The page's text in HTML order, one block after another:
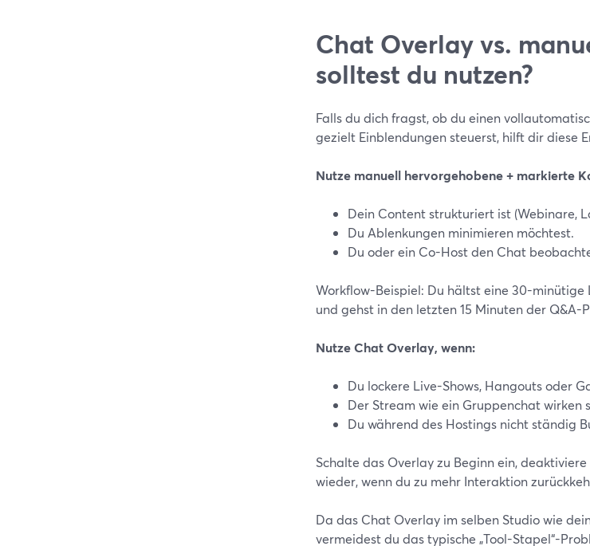
Chat Overlay vs.
solltest du nutzen?
Falls du dich fragst, ob du einen
gezielt Einblendungen steuerst, hilft dir diese
Nutze manuell hervorgehobene + markierte
Dein Content strukturiert ist (Webinare,
Du Ablenkungen minimieren möchtest.
Du oder ein Co-Host den Chat
Workflow-Beispiel: Du hältst eine 30-
und gehst in den letzten 15 Minuten der
Nutze Chat Overlay, wenn:
Du lockere Live-Shows, Hangouts oder
Der Stream wie ein Gruppenchat wirken
Du während des Hostings nicht ständig
Schalte das Overlay zu Beginn ein,
wieder, wenn du zu mehr Interaktion
Da das Chat Overlay im selben Studio wie
vermeidest du das typische „Tool-Stapel“-